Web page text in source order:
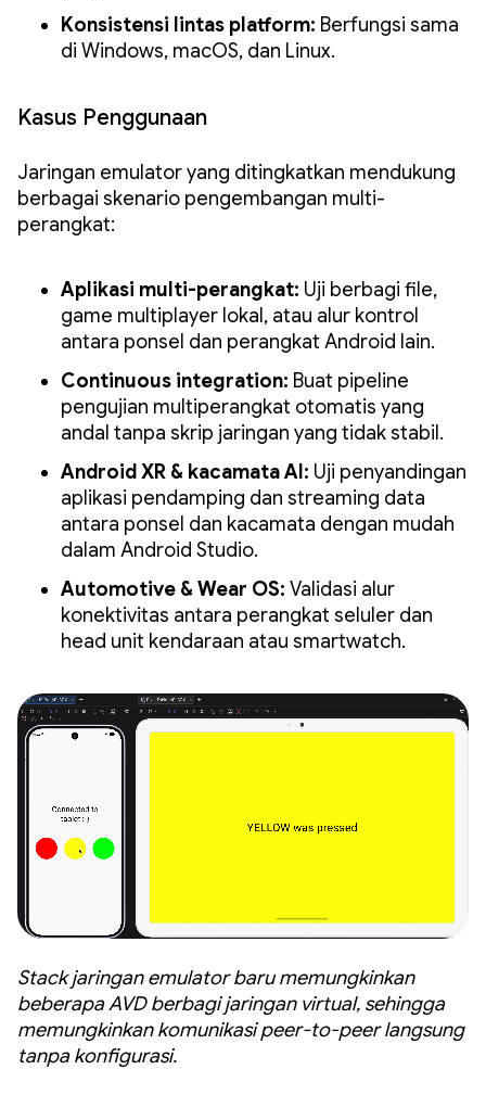
Konsistensi lintas platform: Berfungsi sama
di Windows, macOS, dan Linux.
Kasus Penggunaan
Jaringan emulator yang ditingkatkan mendukung
berbagai skenario pengembangan multi-
perangkat:
Aplikasi multi-perangkat: Uji berbagi file,
game multiplayer lokal, atau alur kontrol
antara ponsel dan perangkat Android lain.
Continuous integration: Buat pipeline
pengujian multiperangkat otomatis yang
andal tanpa skrip jaringan yang tidak stabil.
Android XR & kacamata AI: Uji penyandingan
aplikasi pendamping dan streaming data
antara ponsel dan kacamata dengan mudah
dalam Android Studio.
Automotive & Wear OS: Validasi alur
konektivitas antara perangkat seluler dan
head unit kendaraan atau smartwatch.
Stack jaringan emulator baru memungkinkan
beberapa AVD berbagi jaringan virtual, sehingga
memungkinkan komunikasi peer-to-peer langsung
tanpa konfigurasi.